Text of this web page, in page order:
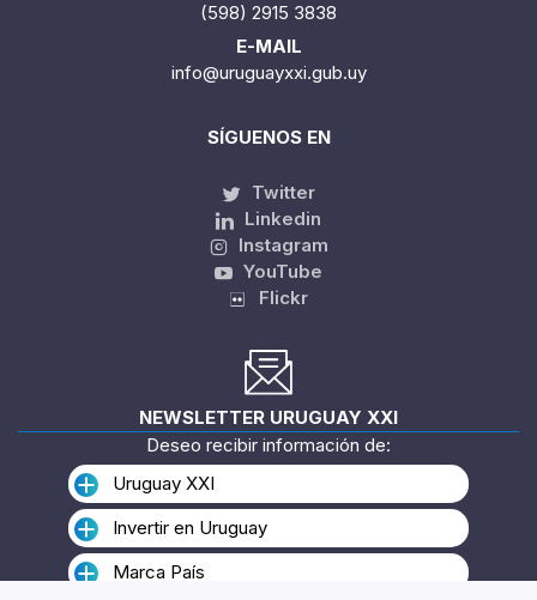
(598) 2915 3838
E-MAIL
info@uruguayxxi.gub.uy
SÍGUENOS EN
Twitter
Linkedin
Instagram
YouTube
Flickr
NEWSLETTER URUGUAY XXI
Deseo recibir información de:
Uruguay XXI
Invertir en Uruguay
Marca País